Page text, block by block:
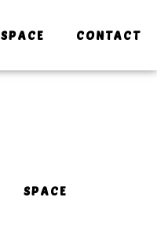
SPACE CONTACT
SPACE